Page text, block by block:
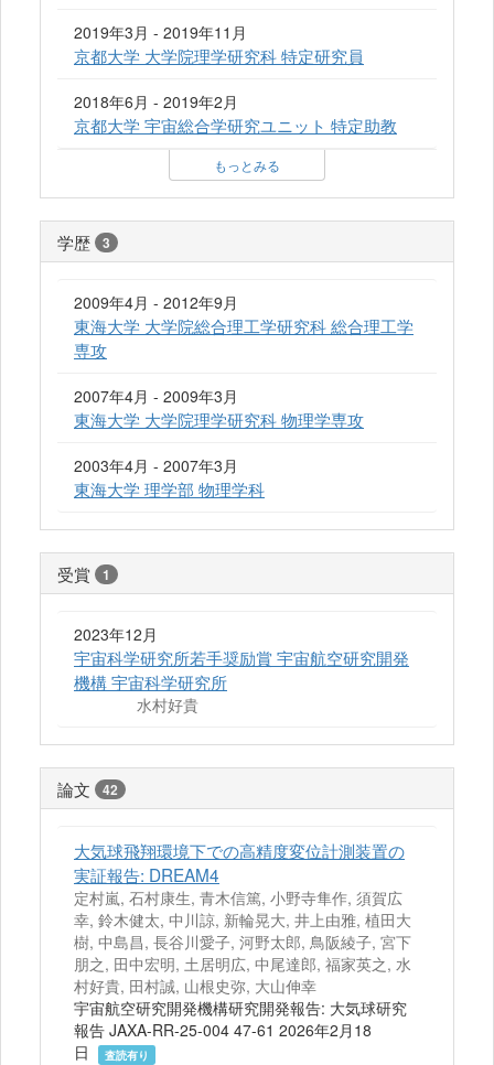
2019年3月 - 2019年11月
京都大学 大学院理学研究科 特定研究員
2018年6月 - 2019年2月
京都大学 宇宙総合学研究ユニット 特定助教
もっとみる
学歴 3
2009年4月 - 2012年9月
東海大学 大学院総合理工学研究科 総合理工学
専攻
2007年4月 - 2009年3月
東海大学 大学院理学研究科 物理学専攻
2003年4月 - 2007年3月
東海大学 理学部 物理学科
受賞 1
2023年12月
宇宙科学研究所若手奨励賞 宇宙航空研究開発
機構 宇宙科学研究所
水村好貴
論文 42
大気球飛翔環境下での高精度変位計測装置の
実証報告: DREAM4
定村嵐, 石村康生, 青木信篤, 小野寺隼作, 須賀広
幸, 鈴木健太, 中川諒, 新輪晃大, 井上由雅, 植田大
樹, 中島昌, 長谷川愛子, 河野太郎, 鳥阪綾子, 宮下
朋之, 田中宏明, 土居明広, 中尾達郎, 福家英之, 水
村好貴, 田村誠, 山根史弥, 大山伸幸
宇宙航空研究開発機構研究開発報告: 大気球研究
報告 JAXA-RR-25-004 47-61 2026年2月18
日
査読有り